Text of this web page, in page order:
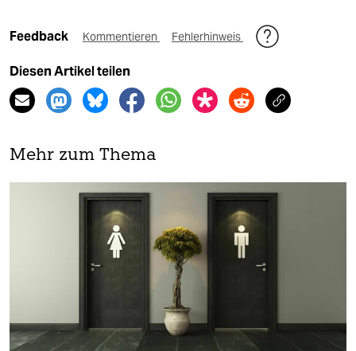
Feedback Kommentieren Fehlerhinweis
Diesen Artikel teilen
Mehr zum Thema